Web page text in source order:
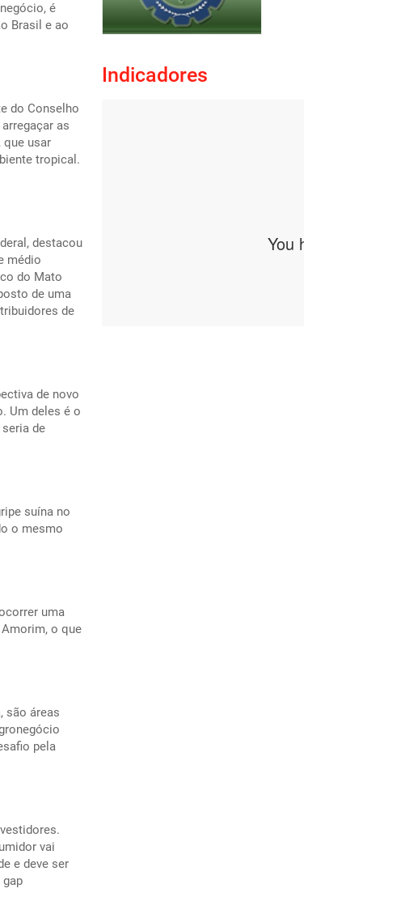
é
Brasil e ao
do Conselho
as
que usar
tropical.
destacou
médio
do Mato
de uma
de
de novo
Um deles é o
de
suína no
o mesmo
uma
o que
são áreas
pela
vai
e deve ser
Indicadores